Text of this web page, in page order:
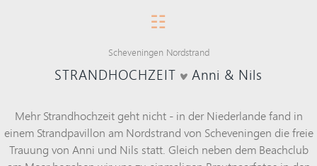
☷
Scheveningen Nordstrand
STRANDHOCHZEIT Anni & Nils
MehrStrandhochzeitgeht nicht - in derNiederlandefand in
einem Strandpavillon am Nordstrand von Scheveningen die freie
Trauung von Anni und Nils statt. Gleich neben dem Beachclub